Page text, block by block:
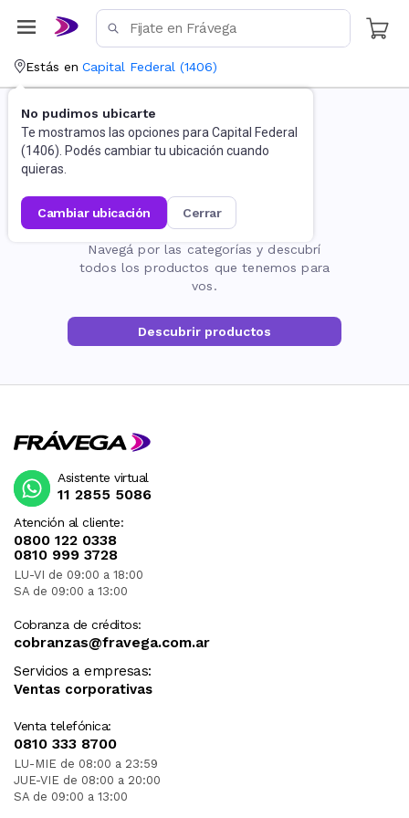
Estás en Capital Federal (1406)
No pudimos ubicarte
Te mostramos las opciones para Capital Federal
(1406). Podés cambiar tu ubicación cuando
quieras.
cambiar ubicación cerrar
La página no existe
Navegá por las categorías y descubrí
todos los productos que tenemos para
vos.
Descubrir productos
Atención al cliente:
0800 122 0338
0810 999 3728
LU-VI de 09:00 a 18:00
SA de 09:00 a 13:00
Cobranza de créditos:
cobranzas@fravega.com.ar
Servicios a empresas:
Ventas corporativas
Venta telefónica:
0810 333 8700
LU-MIE de 08:00 a 23:59
JUE-VIE de 08:00 a 20:00
SA de 09:00 a 13:00
Asistente virtual
11 2855 5086